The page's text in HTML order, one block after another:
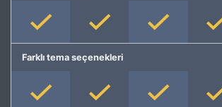
Farklı tema seçenekleri